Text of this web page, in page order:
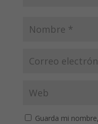
Guarda mi